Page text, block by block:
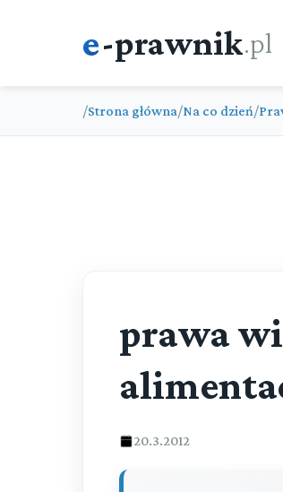
e-prawnik.pl
/Strona główna/Na co dzień/
prawa
20.3.2012